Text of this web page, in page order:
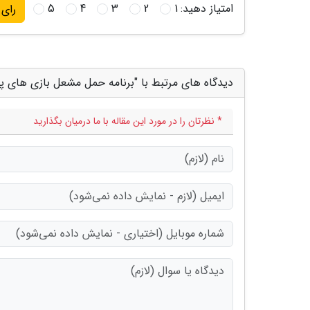
امتیاز دهید:1
2
3
4
5 رای
دیدگاه های مرتبط با "برنامه حمل مشعل بازی های
* نظرتان را در مورد این مقاله با ما درمیان بگذارید